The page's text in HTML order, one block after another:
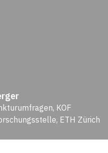
KOF
ETH Zürich